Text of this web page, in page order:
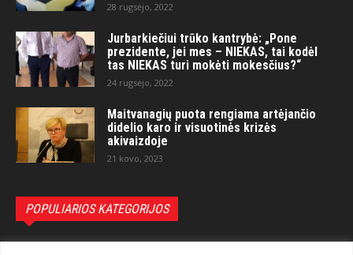
28 rugsėjo, 2022
Jurbarkiečiui trūko kantrybė: „Pone
prezidente, jei mes – NIEKAS, tai kodėl
tas NIEKAS turi mokėti mokesčius?“
24 rugsėjo, 2022
Maitvanagių puota rengiama artėjančio
didelio karo ir visuotinės krizės
akivaizdoje
21 kovo, 2023
POPULIARIOS KATEGORIJOS